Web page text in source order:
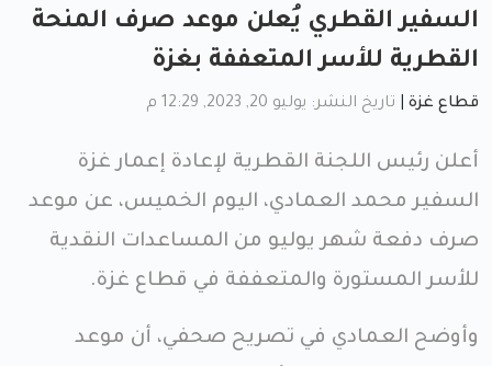
السفير القطري يُعلن موعد صرف المنحة
القطرية للأسر المتعففة بغزة
قطاع غزة تاريخ النشر: يوليو 20, 2023, 12:29 م
أعلن رئيس اللجنة القطرية لإعادة إعمار غزة
السفير محمد العمادي، اليوم الخميس، عن موعد
صرف دفعة شهر يوليو من المساعدات النقدية
للأسر المستورة والمتعففة في قطاع غزة.
وأوضح العمادي في تصريح صحفي، أن موعد